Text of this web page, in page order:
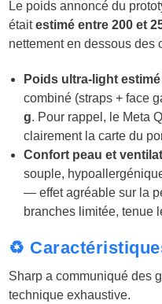
Le poids annoncé du
étaitestimé entre 200 et
nettement en dessous des
Poids ultra-light estimé
combiné (straps + face
g. Pour rappel, le Meta
clairement la carte du
Confort peau et
souple,
— effet agréable sur la
branches limitée, tenue
♻️
Sharp a communiqué des
technique exhaustive.